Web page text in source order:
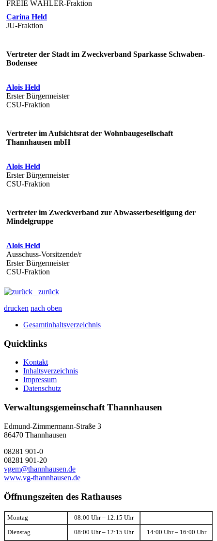
FREIE WÄHLER-Fraktion
Carina Held
JU-Fraktion
Vertreter der Stadt im Zweckverband Sparkasse Schwaben-
Bodensee
Alois Held
Erster Bürgermeister
CSU-Fraktion
Vertreter im Aufsichtsrat der Wohnbaugesellschaft
Thannhausen mbH
Alois Held
Erster Bürgermeister
CSU-Fraktion
Vertreter im Zweckverband zur Abwasserbeseitigung der
Mindelgruppe
Alois Held
Ausschuss-Vorsitzende/r
Erster Bürgermeister
CSU-Fraktion
zurück
drucken nach oben
Gesamtinhaltsverzeichnis
Quicklinks
Kontakt
Inhaltsverzeichnis
Impressum
Datenschutz
Verwaltungsgemeinschaft Thannhausen
Edmund-Zimmermann-Straße 3
86470 Thannhausen
08281 901-0
08281 901-20
vgem@thannhausen.de
www.vg-thannhausen.de
Öffnungszeiten des Rathauses
Montag 08:00 Uhr – 12:15 Uhr
Dienstag 08:00 Uhr – 12:15 Uhr 14:00 Uhr – 16:00 Uhr